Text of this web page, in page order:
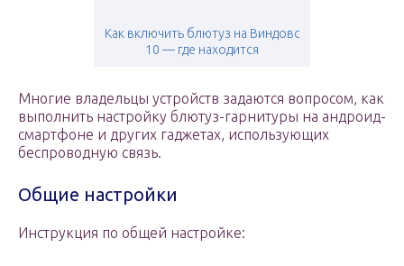
Как включить блютуз на Виндовс
10 — где находится
Многие владельцы устройств задаются вопросом, как
выполнить настройку блютуз-гарнитуры на андроид-
смартфоне и других гаджетах, использующих
беспроводную связь.
Общие настройки
Инструкция по общей настройке: